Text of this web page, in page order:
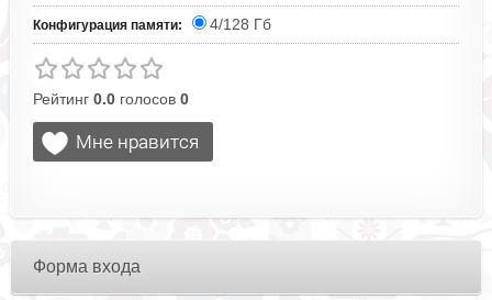
Конфигурация памяти: 4/128 Гб
Рейтинг 0.0голосов 0
Форма входа